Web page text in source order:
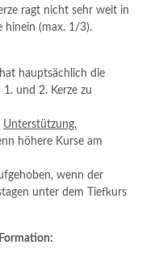
ragt nicht sehr weit in
hinein (max. 1/3).
hauptsächlich die
und 2. Kerze zu
Unterstützung.
höhere Kurse am
wenn der
unter dem Tiefkurs